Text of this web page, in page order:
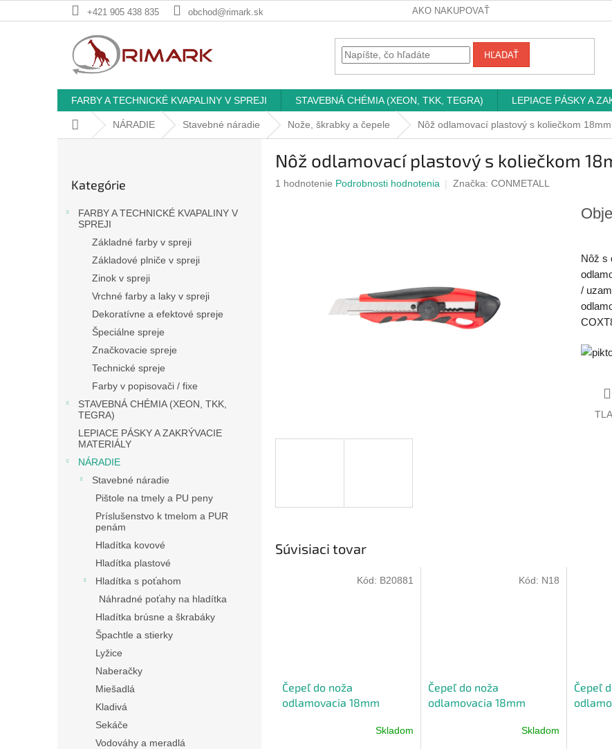
na
+421 905 438 835 obchod@rimark.sk AKO NAKUPOVAŤ
HĽADAŤ
FARBY A TECHNICKÉ KVAPALINY V SPREJI STAVEBNÁ CHÉMIA (XEON, TKK, TEGRA) LEPIACE PÁSKY A
DomovNÁRADIE Stavebné náradie Nože, škrabky a čepele Nôž odlamovací plastový s koliečkom 18mm
kategórie
Kategórie
FARBY A TECHNICKÉ KVAPALINY V
SPREJI
Základné farby v spreji
Základové plniče v spreji
Zinok v spreji
Vrchné farby a laky v spreji
Dekoratívne a efektové spreje
Špeciálne spreje
Značkovacie spreje
Technické spreje
Farby v popisovači / fixe
STAVEBNÁ CHÉMIA (XEON, TKK,
TEGRA)
LEPIACE PÁSKY A ZAKRÝVACIE
MATERIÁLY
NÁRADIE
Stavebné náradie
Pištole na tmely a PU peny
Príslušenstvo k tmelom a PUR
penám
Hladítka kovové
Hladítka plastové
Hladítka s poťahom
Náhradné poťahy na hladítka
Hladítka brúsne a škrabáky
Špachtle a stierky
Lyžice
Naberačky
Miešadlá
Kladivá
Sekáče
Vodováhy a meradlá
Nôž odlamovací plastový s koliečkom
Priemerné
1 hodnotenie Podrobnosti hodnotenia Značka: CONMETALL
Nôž s
/
Súvisiaci tovar
Čepeľ do noža
odlamovacia 18mm
Skladom
Kód: B20881
Čepeľ do noža
odlamovacia 18mm
Skladom
Kód: N18
Čepeľ